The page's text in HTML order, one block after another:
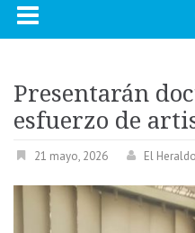
Presentarán
esfuerzo de
21 mayo, 2026 El Heraldo